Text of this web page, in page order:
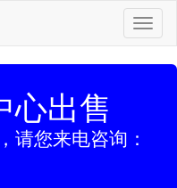
切
换
心出售
请您来电咨询：